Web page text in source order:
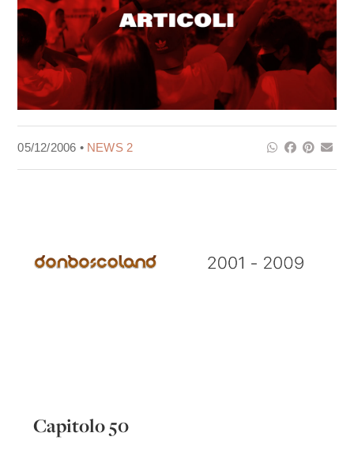
05/12/2006 • NEWS 2
Capitolo 50